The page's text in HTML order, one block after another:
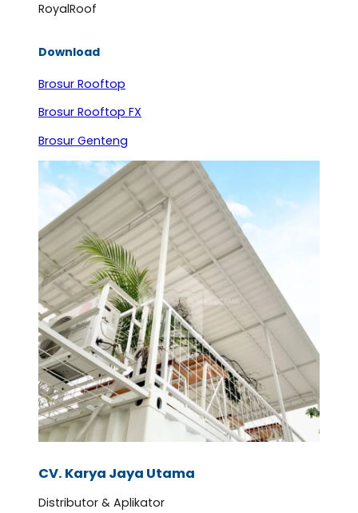
RoyalRoof
Download
Brosur Rooftop
Brosur Rooftop FX
Brosur Genteng
CV. Karya Jaya Utama
Distributor & Aplikator